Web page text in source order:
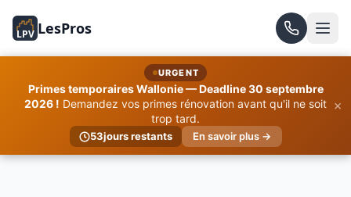
LPV LesPros
URGENT
Primes temporaires Wallonie — Deadline 30 septembre
2026 ! Demandez vos primes rénovation avant qu'il ne soit
trop tard.
53jours restants En savoir plus →
×